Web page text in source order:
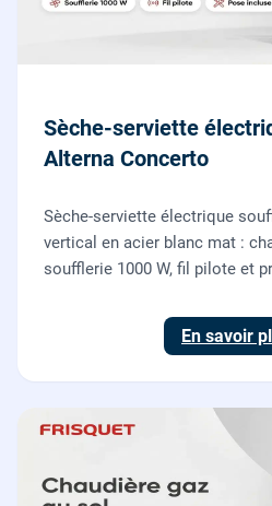
Sèche-serviette
Alterna Concerto
Sèche-serviette électrique
vertical en acier blanc mat :
soufflerie 1000 W, fil pilote et
En savoir